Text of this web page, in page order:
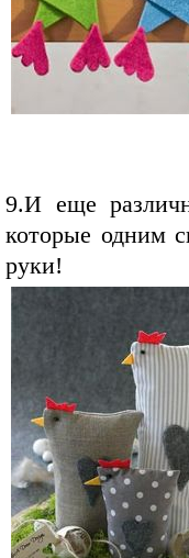
9.И еще
которые одним
руки!